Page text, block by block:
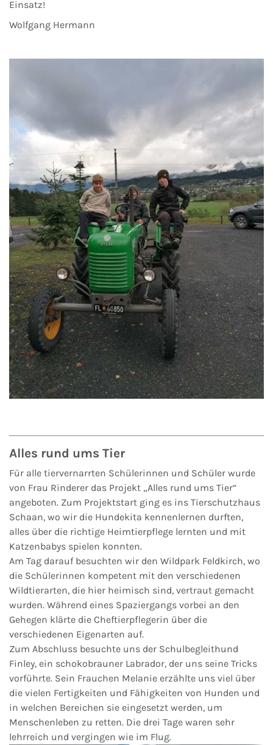
Einsatz!
Wolfgang Hermann
Alles rund ums Tier
Für alle tiervernarrten Schülerinnen und Schüler wurde
von Frau Rinderer das Projekt „Alles rund ums Tier“
angeboten. Zum Projektstart ging es ins Tierschutzhaus
Schaan, wo wir die Hundekita kennenlernen durften,
alles über die richtige Heimtierpflege lernten und mit
Katzenbabys spielen konnten.
Am Tag darauf besuchten wir den Wildpark Feldkirch, wo
die Schülerinnen kompetent mit den verschiedenen
Wildtierarten, die hier heimisch sind, vertraut gemacht
wurden. Während eines Spaziergangs vorbei an den
Gehegen klärte die Cheftierpflegerin über die
verschiedenen Eigenarten auf.
Zum Abschluss besuchte uns der Schulbegleithund
Finley, ein schokobrauner Labrador, der uns seine Tricks
vorführte. Sein Frauchen Melanie erzählte uns viel über
die vielen Fertigkeiten und Fähigkeiten von Hunden und
in welchen Bereichen sie eingesetzt werden, um
Menschenleben zu retten. Die drei Tage waren sehr
lehrreich und vergingen wie im Flug.